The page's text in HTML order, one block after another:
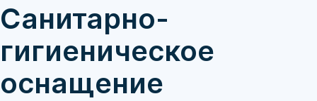
Санитарно-
гигиеническое
оснащение